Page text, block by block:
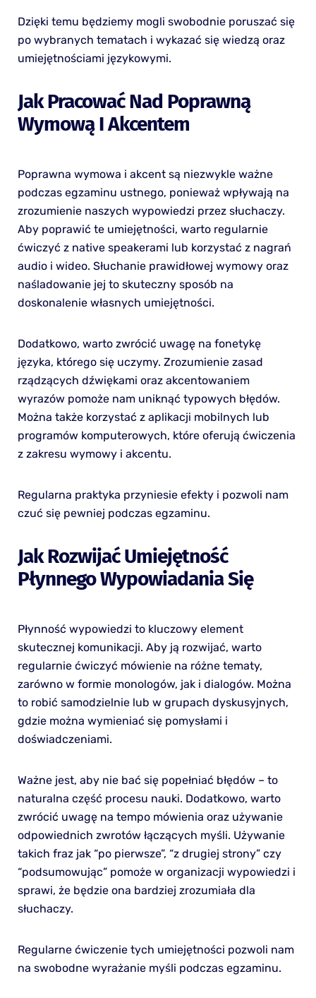
Dzięki temu będziemy mogli swobodnie poruszać się
po wybranych tematach i wykazać się wiedzą oraz
umiejętnościami językowymi.
Jak Pracować Nad Poprawną
Wymową I Akcentem
Poprawna wymowa i akcent są niezwykle ważne
podczas egzaminu ustnego, ponieważ wpływają na
zrozumienie naszych wypowiedzi przez słuchaczy.
Aby poprawić te umiejętności, warto regularnie
ćwiczyć z native speakerami lub korzystać z nagrań
audio i wideo. Słuchanie prawidłowej wymowy oraz
naśladowanie jej to skuteczny sposób na
doskonalenie własnych umiejętności.
Dodatkowo, warto zwrócić uwagę na fonetykę
języka, którego się uczymy. Zrozumienie zasad
rządzących dźwiękami oraz akcentowaniem
wyrazów pomoże nam uniknąć typowych błędów.
Można także korzystać z aplikacji mobilnych lub
programów komputerowych, które oferują ćwiczenia
z zakresu wymowy i akcentu.
Regularna praktyka przyniesie efekty i pozwoli nam
czuć się pewniej podczas egzaminu.
Jak Rozwijać Umiejętność
Płynnego Wypowiadania Się
Płynność wypowiedzi to kluczowy element
skutecznej komunikacji. Aby ją rozwijać, warto
regularnie ćwiczyć mówienie na różne tematy,
zarówno w formie monologów, jak i dialogów. Można
to robić samodzielnie lub w grupach dyskusyjnych,
gdzie można wymieniać się pomysłami i
doświadczeniami.
Ważne jest, aby nie bać się popełniać błędów – to
naturalna część procesu nauki. Dodatkowo, warto
zwrócić uwagę na tempo mówienia oraz używanie
odpowiednich zwrotów łączących myśli. Używanie
takich fraz jak “po pierwsze”, “z drugiej strony” czy
“podsumowując” pomoże w organizacji wypowiedzi i
sprawi, że będzie ona bardziej zrozumiała dla
słuchaczy.
Regularne ćwiczenie tych umiejętności pozwoli nam
na swobodne wyrażanie myśli podczas egzaminu.